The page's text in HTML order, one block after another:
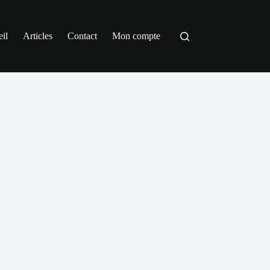
Articles Contact Mon compte